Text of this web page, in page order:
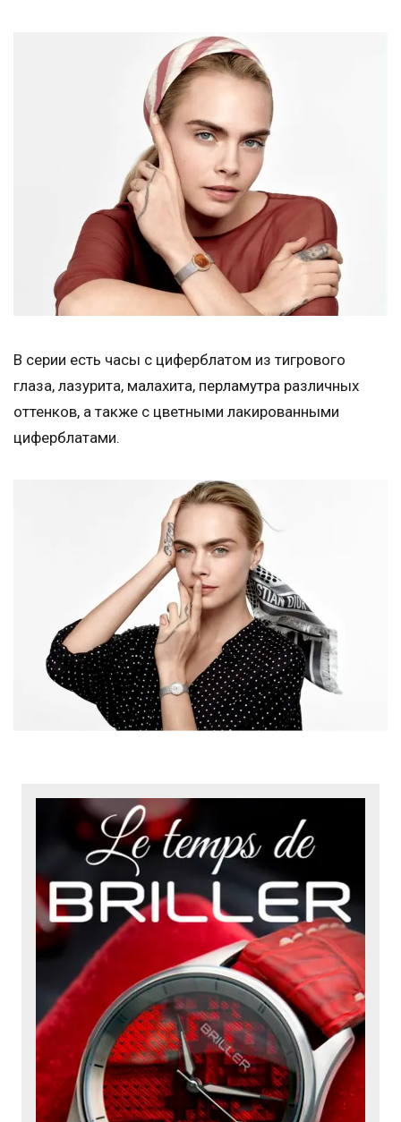
В серии есть часы с циферблатом из тигрового
глаза, лазурита, малахита, перламутра различных
оттенков, а также с цветными лакированными
циферблатами.